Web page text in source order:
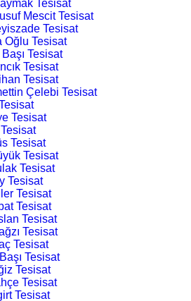
Tesisat
Mescit Tesisat
Tesisat
Oğlu Tesisat
Tesisat
Tesisat
Tesisat
Çelebi Tesisat
Tesisat
Tesisat
Tesisat
Tesisat
Tesisat
Tesisat
Tesisat
Tesisat
Tesisat
Tesisat
Tesisat
Tesisat
Tesisat
Tesisat